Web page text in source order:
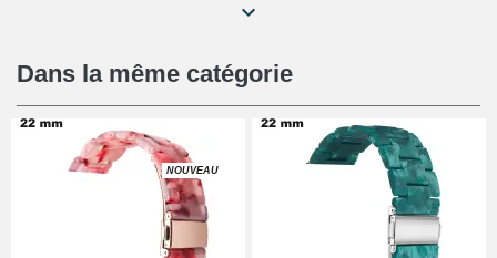
Chasses Goupille Long Montre
19,08 €
Chasse-Goupille Montre
4,90 €
Outil Changement Bracelet
Dans la même catégorie
NOUVEAU